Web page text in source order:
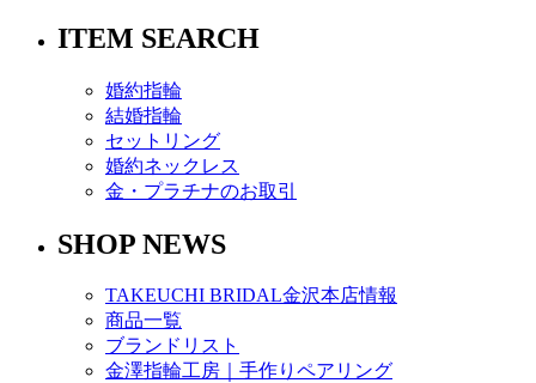
ITEM SEARCH
婚約指輪
結婚指輪
セットリング
婚約ネックレス
金・プラチナのお取引
SHOP NEWS
TAKEUCHI BRIDAL金沢本店情報
商品一覧
ブランドリスト
金澤指輪工房｜手作りペアリング